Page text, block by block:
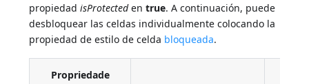
propiedadisProtectedentrue. A continuación, puede
desbloquear las celdas individualmente colocando la
propiedad de estilo de celda bloqueada.
Propriedade